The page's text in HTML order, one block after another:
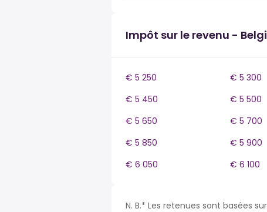
Impôt sur le revenu -
€ 5 250 € 5 300
€ 5 450
€ 5 500
€ 5 650
€ 5 700
€ 5 850
€ 5 900
€ 6 050
€ 6 100
N. B.* Les retenues sont basées